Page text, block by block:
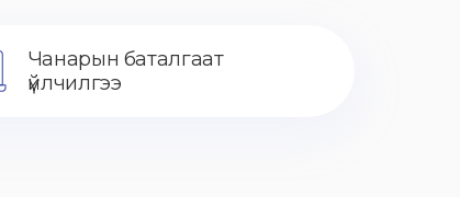
Чанарын баталгаат
үйлчилгээ